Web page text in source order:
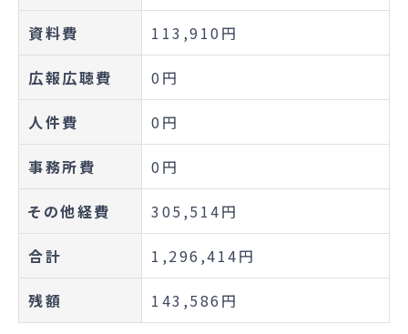
資料費 113,910円
広報広聴費 0円
人件費 0円
事務所費 0円
その他経費 305,514円
合計 1,296,414円
残額 143,586円